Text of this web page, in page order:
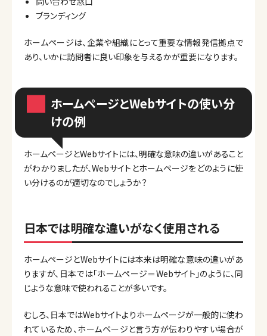
ブランディング
ホームページは、企業や組織にとって重要な情報発信拠点で
あり、いかに訪問者に良い印象を与えるかが重要になります。
ホームページとWebサイトの使い分
けの例
ホームページとWebサイトには、明確な意味の違いがあること
がわかりましたが、Webサイトとホームページをどのように使
い分けるのが適切なのでしょうか？
日本では明確な違いがなく使用される
ホームページとWebサイトには本来は明確な意味の違いがあ
りますが、日本では「ホームページ＝Webサイト」のように、同
じような意味で使われることが多いです。
むしろ、日本ではWebサイトよりホームページが一般的に使わ
れているため、ホームページと言う方が伝わりやすい場合が